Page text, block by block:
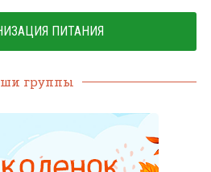
ПИТАНИЯ
группы